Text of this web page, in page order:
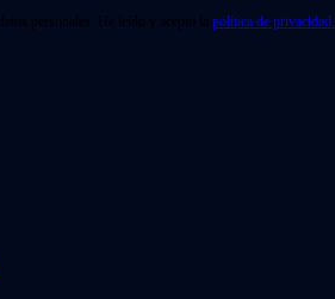
personales. He leído y acepto la política de privacidad.